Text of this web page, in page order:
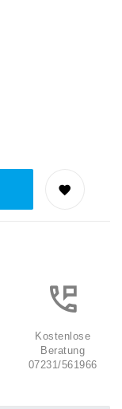
Kostenlose
Beratung
07231/561966